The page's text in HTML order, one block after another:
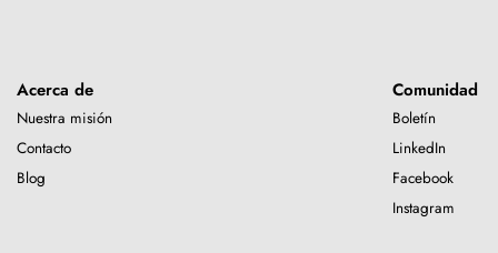
Acerca de
Nuestra misión
Contacto
Blog
Comunidad
Boletín
LinkedIn
Facebook
Instagram